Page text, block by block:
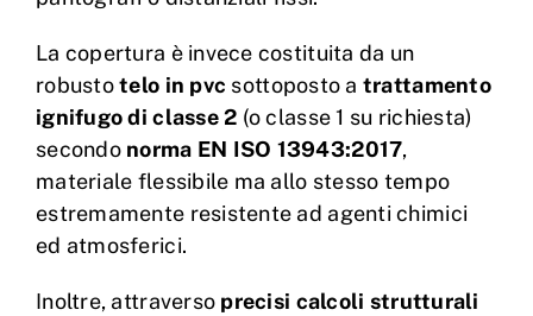
La copertura è invece costituita da un
robustotelo in pvc sottoposto a trattamento
ignifugo di classe 2 (o classe 1 su richiesta)
secondo norma EN ISO 13943:2017,
materiale flessibile ma allo stesso tempo
estremamente resistente ad agenti chimici
ed atmosferici.
Inoltre, attraverso precisi calcoli strutturali